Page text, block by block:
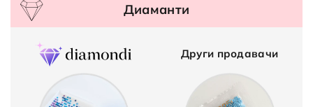
Диаманти
Други продавачи